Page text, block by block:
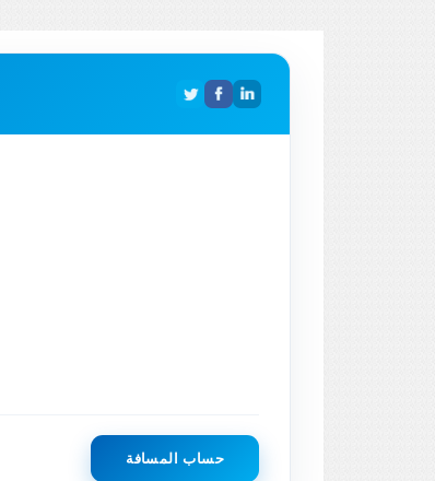
حساب المسافة